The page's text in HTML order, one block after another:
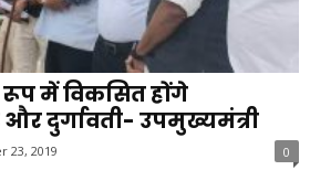
में विकसित होंगे
दुर्गावती- उपमुख्यमंत्री
23, 2019 0